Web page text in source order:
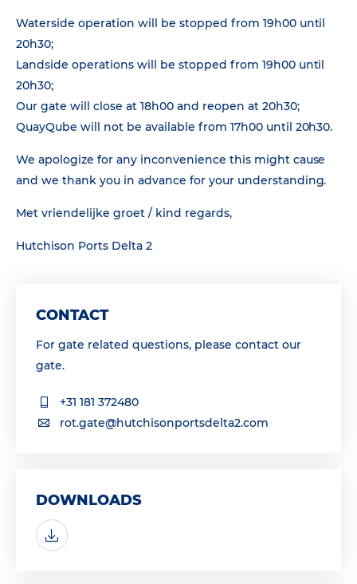
Waterside operation will be stopped from 19h00 until
20h30;
Landside operations will be stopped from 19h00 until
20h30;
Our gate will close at 18h00 and reopen at 20h30;
QuayQube will not be available from 17h00 until 20h30.
We apologize for any inconvenience this might cause
and we thank you in advance for your understanding.
Met vriendelijke groet / kind regards,
Hutchison Ports Delta 2
CONTACT
For gate related questions, please contact our
gate.
+31 181 372480
rot.gate@hutchisonportsdelta2.com
DOWNLOADS